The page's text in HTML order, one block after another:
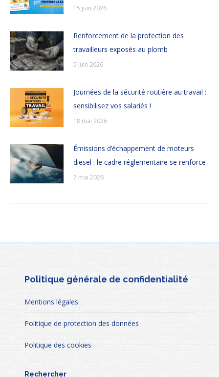
15 juin 2026
Renforcement de la protection des
travailleurs exposés au plomb
5 juin 2026
Journées de la sécurité routière au travail :
sensibilisez vos salariés !
18 mai 2026
Émissions d’échappement de moteurs
diesel : le cadre réglementaire se renforce
7 mai 2026
Politique générale de confidentialité
Mentions légales
Politique de protection des données
Politique des cookies
Rechercher